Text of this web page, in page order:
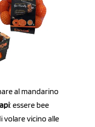
al mandarino
: essere bee
volare vicino alle